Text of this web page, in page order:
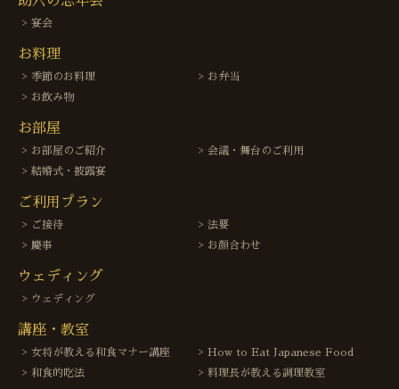
宴会
お料理
季節のお料理
お弁当
お飲み物
お部屋
お部屋のご紹介
会議・舞台のご利用
結婚式・披露宴
ご利用プラン
ご接待
法要
慶事
お顔合わせ
ウェディング
ウェディング
講座・教室
女将が教える和食マナー講座
How to Eat Japanese Food
和食的吃法
料理長が教える調理教室